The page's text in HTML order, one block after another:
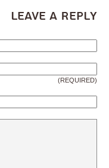
Leave a Reply
(REQUIRED)